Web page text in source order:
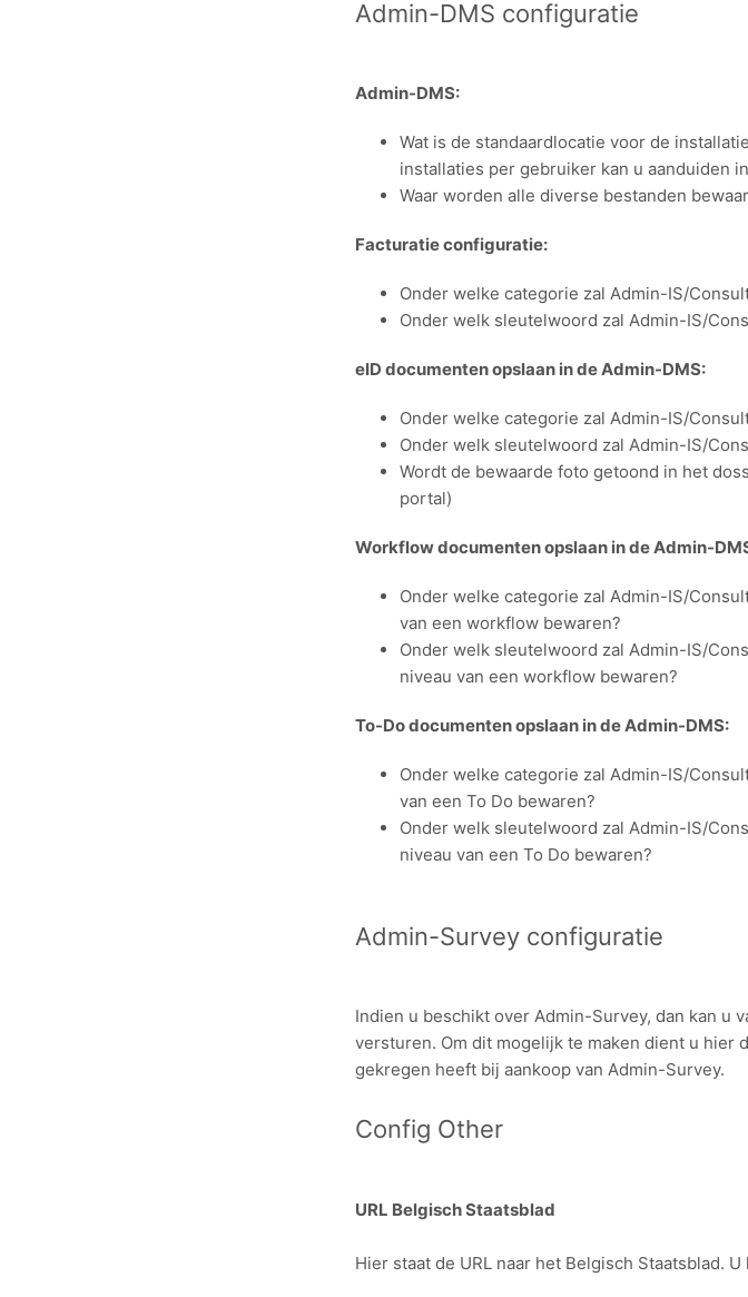
Admin-DMS configuratie
Admin-DMS:
Wat is de standaardlocatie voor de
installaties per gebruiker kan u aanduiden
Waar worden alle diverse bestanden
Facturatie configuratie:
Onder welke categorie zal Admin-IS/
Onder welk sleutelwoord zal Admin-IS/
eID documenten opslaan in de Admin-DMS:
Onder welke categorie zal Admin-IS/
Onder welk sleutelwoord zal Admin-IS/
Wordt de bewaarde foto getoond in het
portal)
Workflow documenten opslaan in de Admin-
Onder welke categorie zal Admin-IS/
van een workflow bewaren?
Onder welk sleutelwoord zal Admin-IS/
niveau van een workflow bewaren?
To-Do documenten opslaan in de Admin-DMS:
Onder welke categorie zal Admin-IS/
van een To Do bewaren?
Onder welk sleutelwoord zal Admin-IS/
niveau van een To Do bewaren?
Admin-Survey configuratie
Indien u beschikt over Admin-Survey, dan kan u
versturen. Om dit mogelijk te maken dient u hier
gekregen heeft bij aankoop van Admin-Survey.
Config Other
URL Belgisch Staatsblad
Hier staat de URL naar het Belgisch Staatsblad.